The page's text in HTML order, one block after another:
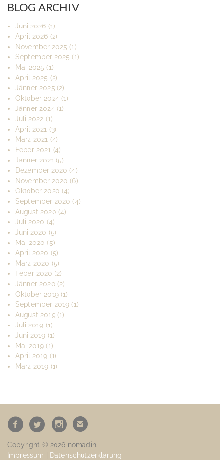
BLOG ARCHIV
Juni 2026 (1)
April 2026 (2)
November 2025 (1)
September 2025 (1)
Mai 2025 (1)
April 2025 (2)
Jänner 2025 (2)
Oktober 2024 (1)
Jänner 2024 (1)
Juli 2022 (1)
April 2021 (3)
März 2021 (4)
Feber 2021 (4)
Jänner 2021 (5)
Dezember 2020 (4)
November 2020 (6)
Oktober 2020 (4)
September 2020 (4)
August 2020 (4)
Juli 2020 (4)
Juni 2020 (5)
Mai 2020 (5)
April 2020 (5)
März 2020 (5)
Feber 2020 (2)
Jänner 2020 (2)
Oktober 2019(1)
September 2019 (1)
August 2019(1)
Juli 2019 (1)
Juni 2019 (1)
Mai 2019 (1)
April 2019 (1)
März 2019 (1)
Copyright © 2026 nomadin.
Impressum
Datenschutzerklärung